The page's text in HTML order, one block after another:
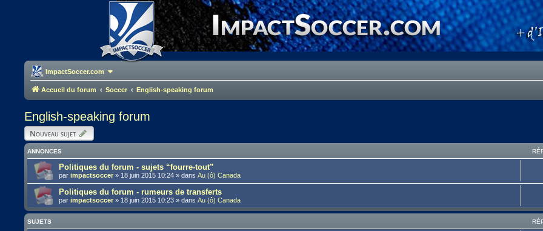
ImpactSoccer.com
Accueil du forum Soccer English-speaking forum
English-speaking forum
Nouveau sujet
ANNONCES
Politiques du forum - sujets “fourre-tout”
parimpactsoccer » 18 juin 2015 10:24 » dansAu (ô) Canada
Politiques du forum - rumeurs de transferts
parimpactsoccer » 18 juin 2015 10:23 » dansAu (ô) Canada
SUJETS